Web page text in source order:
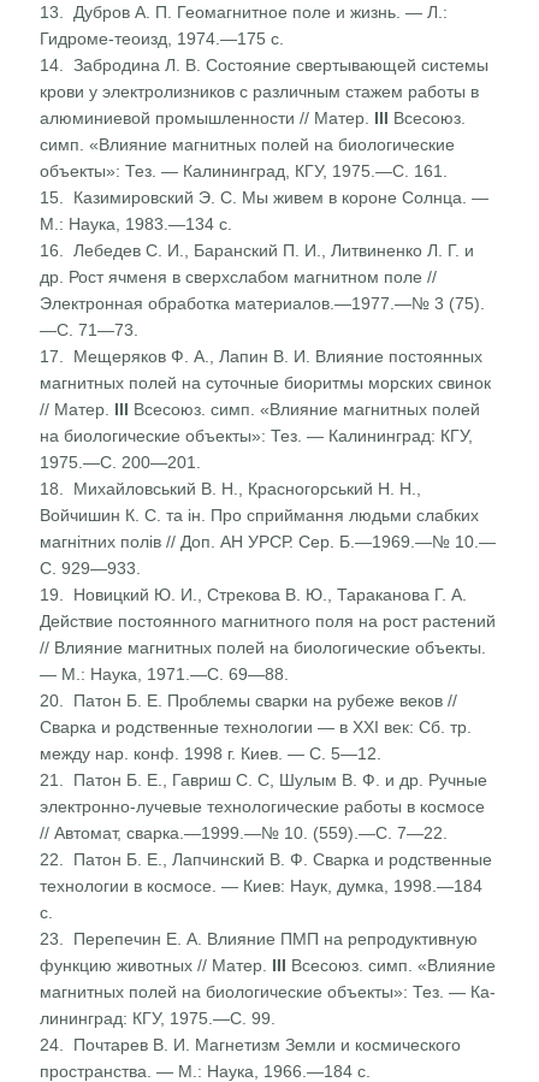
13. Дубров А. П. Геомагнитное поле и жизнь. — Л.:
Гидроме-теоизд, 1974.—175 с.
14. Забродина Л. В. Состояние свертывающей системы
крови у электролизников с различным стажем работы в
алюминие­вой промышленности // Матер. III Всесоюз.
симп. «Влия­ние магнитных полей на биологические
объекты»: Тез. — Калининград, КГУ, 1975.—С. 161.
15. Казимировский Э. С. Мы живем в короне Солнца. —
М.: Наука, 1983.—134 с.
16. Лебедев С. И., Баранский П. И., Литвиненко Л. Г. и
др. Рост ячменя в сверхслабом магнитном поле //
Электронная обработка материалов.—1977.—№ 3 (75).
—С. 71—73.
17. Мещеряков Ф. А., Лапин В. И. Влияние постоянных
магнитных полей на суточные биоритмы морских свинок
// Матер. III Всесоюз. симп. «Влияние магнитных полей
на биологические объекты»: Тез. — Калининград: КГУ,
1975.—С. 200—201.
18. Михайловський В. Н., Красногорський Н. Н.,
Войчишин К. С. та ін. Про сприймання людьми слабких
магнітних полів // Доп. АН УРСР. Сер. Б.—1969.—№ 10.—
С. 929—933.
19. Новицкий Ю. И., Стрекова В. Ю., Тараканова Г. А.
Действие постоянного магнитного поля на рост растений
// Влияние магнитных полей на биологические объекты.
— М.: Наука, 1971.—С. 69—88.
20. Патон Б. Е. Проблемы сварки на рубеже веков //
Сварка и родственные технологии — в XXI век: Сб. тр.
между нар. конф. 1998 г. Киев. — С. 5—12.
21. Патон Б. Е., Гавриш С. С, Шулым В. Ф. и др. Ручные
электронно-лучевые технологические работы в космосе
// Автомат, сварка.—1999.—№ 10. (559).—С. 7—22.
22. Патон Б. Е., Лапчинский В. Ф. Сварка и родственные
технологии в космосе. — Киев: Наук, думка, 1998.—184
с.
23. Перепечин Е. А. Влияние ПМП на репродуктивную
функ­цию животных // Матер. III Всесоюз. симп. «Влияние
магнитных полей на биологические объекты»: Тез. — Ка­
лининград: КГУ, 1975.—С. 99.
24. Почтарев В. И. Магнетизм Земли и космического
простран­ства. — М.: Наука, 1966.—184 с.